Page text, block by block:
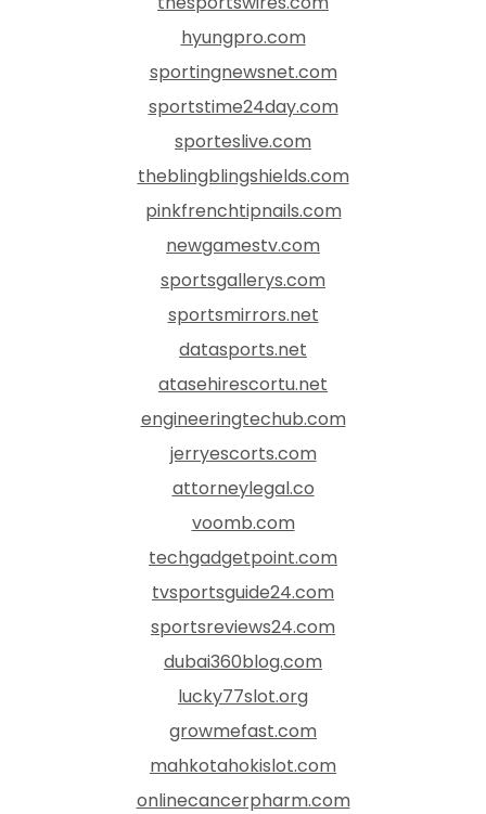
hyungpro.com
sportingnewsnet.com
sportstime24day.com
sporteslive.com
theblingblingshields.com
pinkfrenchtipnails.com
newgamestv.com
sportsgallerys.com
sportsmirrors.net
datasports.net
atasehirescortu.net
engineeringtechub.com
jerryescorts.com
attorneylegal.co
voomb.com
techgadgetpoint.com
tvsportsguide24.com
sportsreviews24.com
dubai360blog.com
lucky77slot.org
growmefast.com
mahkotahokislot.com
onlinecancerpharm.com